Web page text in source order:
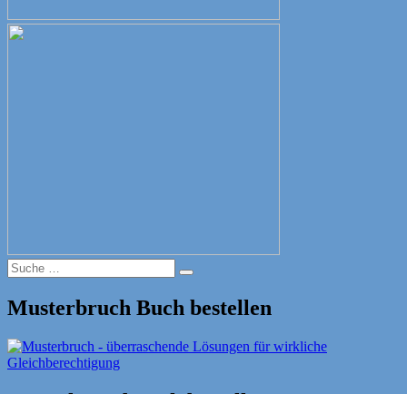
Suche
nach:
Suche
Musterbruch Buch bestellen